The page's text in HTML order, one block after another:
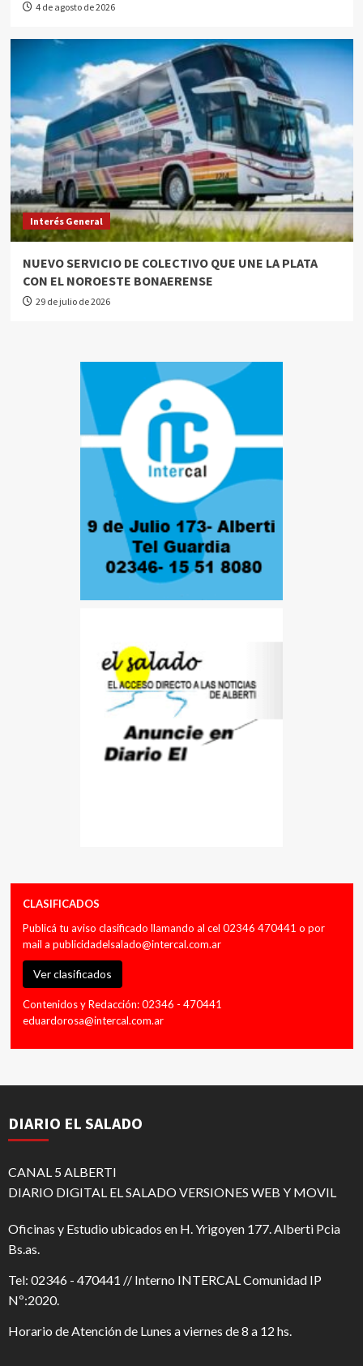
4 de agosto de 2026
Interés General
NUEVO SERVICIO DE COLECTIVO QUE UNE LA PLATA
CON EL NOROESTE BONAERENSE
29 de julio de 2026
CLASIFICADOS
Publicá tu aviso clasificado llamando al cel 02346 470441 o por
mail a publicidadelsalado@intercal.com.ar
Ver clasificados
Contenidos y Redacción: 02346 - 470441
eduardorosa@intercal.com.ar
DIARIO EL SALADO
CANAL 5 ALBERTI
DIARIO DIGITAL EL SALADO VERSIONES WEB Y MOVIL
Oficinas y Estudio ubicados en H. Yrigoyen 177. Alberti Pcia
Bs.as.
Tel: 02346 - 470441 // Interno INTERCAL Comunidad IP
Nº:2020.
Horario de Atención de Lunes a viernes de 8 a 12 hs.